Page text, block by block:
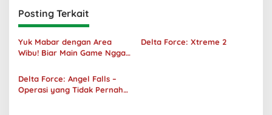
Posting Terkait
Yuk Mabar dengan Area
Wibu! Biar Main Game Nggak
Delta Force: Xtreme 2
Delta Force: Angel Falls –
Operasi yang Tidak Pernah